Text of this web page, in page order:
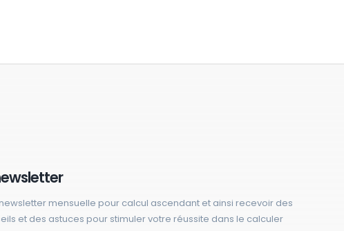
mensuelle pour calcul ascendant et ainsi recevoir des
et des astuces pour stimuler votre réussite dans le calculer